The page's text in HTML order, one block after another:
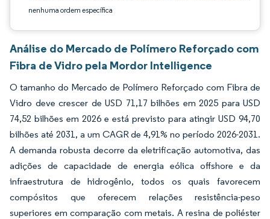
nenhuma ordem específica
Análise do Mercado de Polímero Reforçado com
Fibra de Vidro pela Mordor Intelligence
O tamanho do Mercado de Polímero Reforçado com Fibra de
Vidro deve crescer de USD 71,17 bilhões em 2025 para USD
74,52 bilhões em 2026 e está previsto para atingir USD 94,70
bilhões até 2031, a um CAGR de 4,91% no período 2026-2031.
A demanda robusta decorre da eletrificação automotiva, das
adições de capacidade de energia eólica offshore e da
infraestrutura de hidrogênio, todos os quais favorecem
compósitos que oferecem relações resistência-peso
superiores em comparação com metais. A resina de poliéster